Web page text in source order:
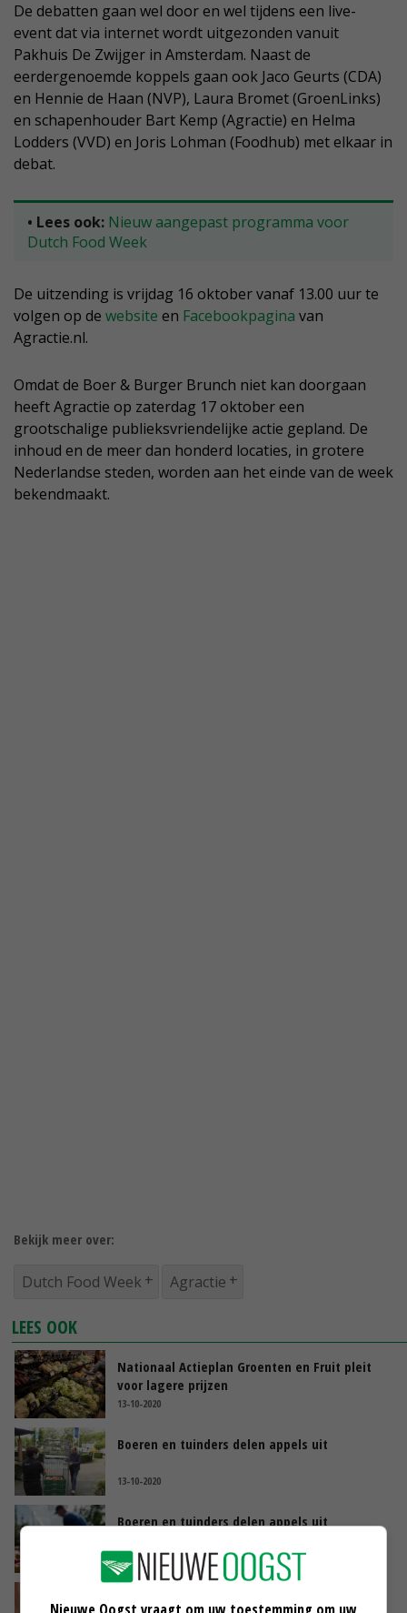
De debatten gaan wel door en wel tijdens een live-
event dat via internet wordt uitgezonden vanuit
Pakhuis De Zwijger in Amsterdam. Naast de
eerdergenoemde koppels gaan ook Jaco Geurts (CDA)
en Hennie de Haan (NVP), Laura Bromet (GroenLinks)
en schapenhouder Bart Kemp (Agractie) en Helma
Lodders (VVD) en Joris Lohman (Foodhub) met elkaar in
debat.
• Lees ook: Nieuw aangepast programma voor
Dutch Food Week
De uitzending is vrijdag 16 oktober vanaf 13.00 uur te
volgen op de website en Facebookpagina van
Agractie.nl.
Omdat de Boer & Burger Brunch niet kan doorgaan
heeft Agractie op zaterdag 17 oktober een
grootschalige publieksvriendelijke actie gepland. De
inhoud en de meer dan honderd locaties, in grotere
Nederlandse steden, worden aan het einde van de week
bekendmaakt.
Bekijk meer over:
Dutch Food Week Agractie
LEES OOK
Nationaal Actieplan Groenten en Fruit pleit
voor lagere prijzen
13-10-2020
Boeren en tuinders delen appels uit
13-10-2020
Boeren en tuinders delen appels uit
09-10-2020